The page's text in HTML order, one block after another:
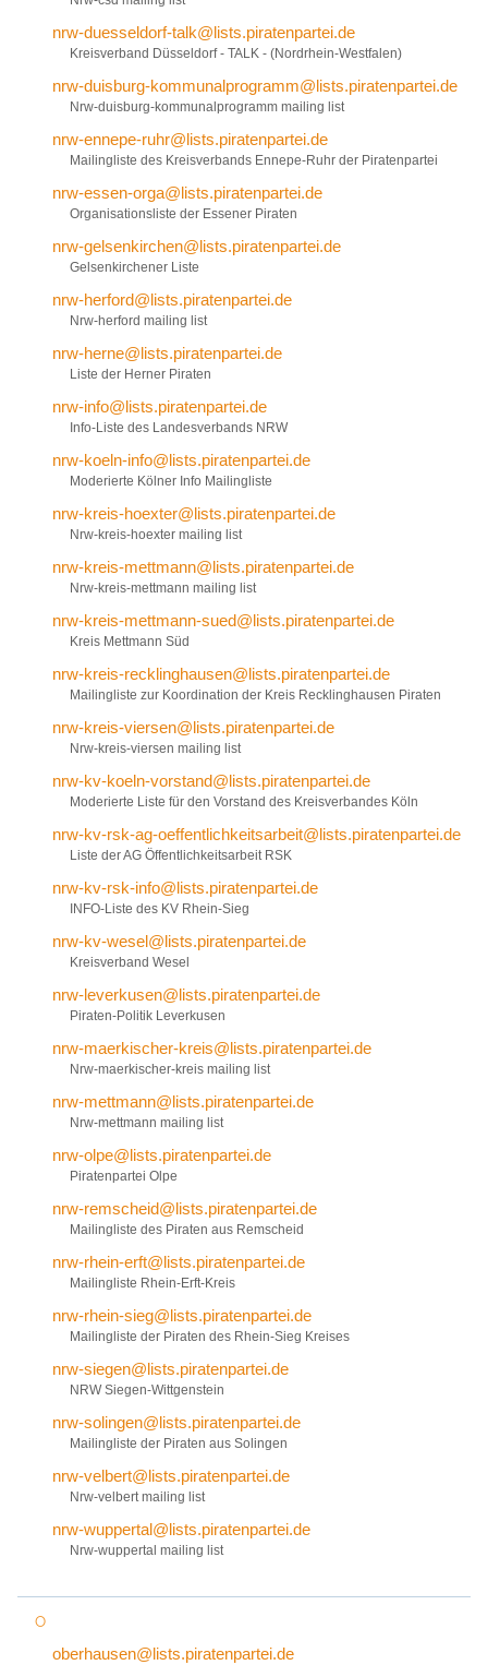
nrw-duesseldorf-talk@lists.piratenpartei.de
Kreisverband Düsseldorf - TALK - (Nordrhein-Westfalen)
nrw-duisburg-kommunalprogramm@lists.piratenpartei.de
Nrw-duisburg-kommunalprogramm mailing list
nrw-ennepe-ruhr@lists.piratenpartei.de
Mailingliste des Kreisverbands Ennepe-Ruhr der Piratenpartei
nrw-essen-orga@lists.piratenpartei.de
Organisationsliste der Essener Piraten
nrw-gelsenkirchen@lists.piratenpartei.de
Gelsenkirchener Liste
nrw-herford@lists.piratenpartei.de
Nrw-herford mailing list
nrw-herne@lists.piratenpartei.de
Liste der Herner Piraten
nrw-info@lists.piratenpartei.de
Info-Liste des Landesverbands NRW
nrw-koeln-info@lists.piratenpartei.de
Moderierte Kölner Info Mailingliste
nrw-kreis-hoexter@lists.piratenpartei.de
Nrw-kreis-hoexter mailing list
nrw-kreis-mettmann@lists.piratenpartei.de
Nrw-kreis-mettmann mailing list
nrw-kreis-mettmann-sued@lists.piratenpartei.de
Kreis Mettmann Süd
nrw-kreis-recklinghausen@lists.piratenpartei.de
Mailingliste zur Koordination der Kreis Recklinghausen Piraten
nrw-kreis-viersen@lists.piratenpartei.de
Nrw-kreis-viersen mailing list
nrw-kv-koeln-vorstand@lists.piratenpartei.de
Moderierte Liste für den Vorstand des Kreisverbandes Köln
nrw-kv-rsk-ag-oeffentlichkeitsarbeit@lists.piratenpartei.de
Liste der AG Öffentlichkeitsarbeit RSK
nrw-kv-rsk-info@lists.piratenpartei.de
INFO-Liste des KV Rhein-Sieg
nrw-kv-wesel@lists.piratenpartei.de
Kreisverband Wesel
nrw-leverkusen@lists.piratenpartei.de
Piraten-Politik Leverkusen
nrw-maerkischer-kreis@lists.piratenpartei.de
Nrw-maerkischer-kreis mailing list
nrw-mettmann@lists.piratenpartei.de
Nrw-mettmann mailing list
nrw-olpe@lists.piratenpartei.de
Piratenpartei Olpe
nrw-remscheid@lists.piratenpartei.de
Mailingliste des Piraten aus Remscheid
nrw-rhein-erft@lists.piratenpartei.de
Mailingliste Rhein-Erft-Kreis
nrw-rhein-sieg@lists.piratenpartei.de
Mailingliste der Piraten des Rhein-Sieg Kreises
nrw-siegen@lists.piratenpartei.de
NRW Siegen-Wittgenstein
nrw-solingen@lists.piratenpartei.de
Mailingliste der Piraten aus Solingen
nrw-velbert@lists.piratenpartei.de
Nrw-velbert mailing list
nrw-wuppertal@lists.piratenpartei.de
Nrw-wuppertal mailing list
O
oberhausen@lists.piratenpartei.de